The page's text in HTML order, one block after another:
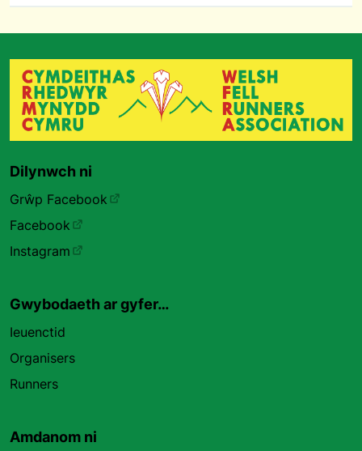
Dilynwch ni
Grŵp Facebook
Facebook
Instagram
Gwybodaeth ar gyfer…
Ieuenctid
Organisers
Runners
Amdanom ni